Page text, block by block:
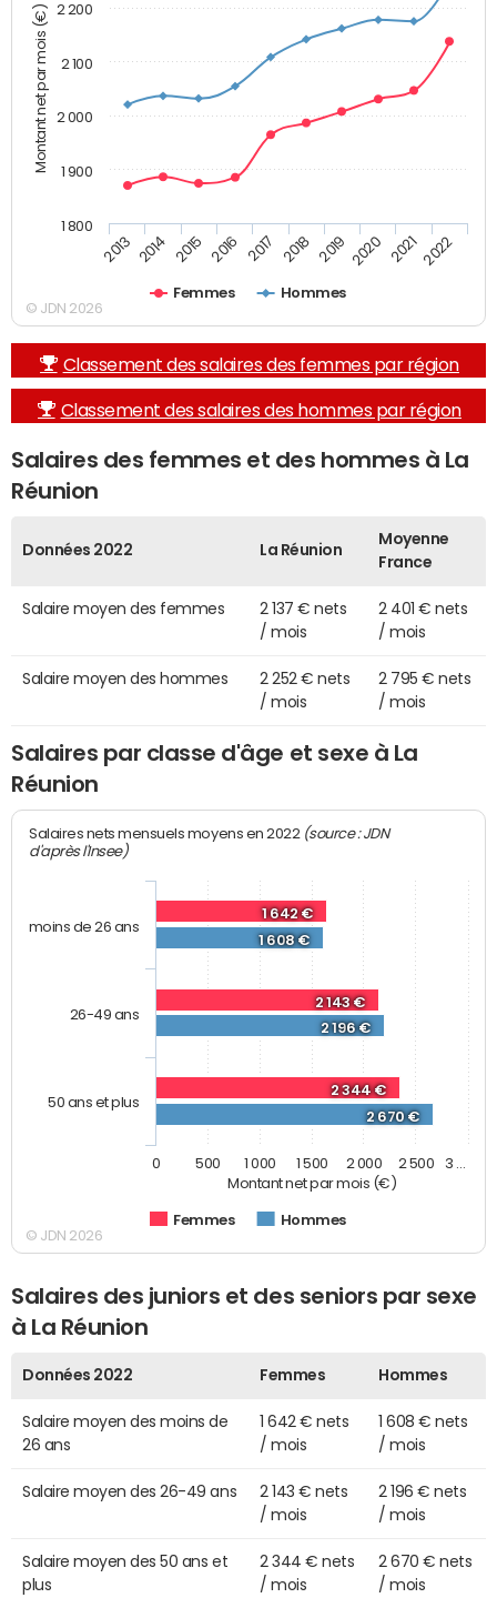
Montant net par mois (€)
Femmes Hommes
2013 2014 2015 2016 2017 2018 2019 2020 2021 2022
1 800
1 900
2 000
2 100
2 200
© JDN 2026
Classement des salaires des femmes par région
Classement des salaires des hommes par région
Salaires des femmes et des hommes à La
Réunion
Données 2022 La Réunion
Moyenne
France
Salaire moyen des femmes
2 137 € nets
/ mois
2 401 € nets
/ mois
Salaire moyen des hommes
2 252 € nets
/ mois
2 795 € nets
/ mois
Salaires par classe d'âge et sexe à La
Réunion
Montant net par mois (€)
Salaires nets mensuels moyens en 2022 (source : JDN
d'après l'Insee)
1 642 €
2 143 €
2 344 €
1 608 €
2 196 €
2 670 €
Femmes Hommes
moins de 26 ans
26-49 ans
50 ans et plus
0 500 1 000 1 500 2 000 2 500 3 …
© JDN 2026
Salaires des juniors et des seniors par sexe
à La Réunion
Données 2022 Femmes Hommes
Salaire moyen des moins de
26 ans
1 642 € nets
/ mois
1 608 € nets
/ mois
Salaire moyen des 26-49 ans
2 143 € nets
/ mois
2 196 € nets
/ mois
Salaire moyen des 50 ans et
plus
2 344 € nets
/ mois
2 670 € nets
/ mois